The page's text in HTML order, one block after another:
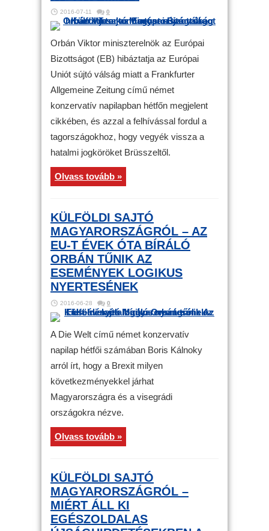
2016-07-11 0
Orbán Viktor miniszterelnök az Európai
Bizottságot (EB) hibáztatja az Európai
Uniót sújtó válság miatt a Frankfurter
Allgemeine Zeitung című német
konzervatív napilapban hétfőn megjelent
cikkében, és azzal a felhívással fordul a
tagországokhoz, hogy vegyék vissza a
hatalmi jogköröket Brüsszeltől.
Olvass tovább »
KÜLFÖLDI SAJTÓ
MAGYARORSZÁGRÓL – AZ
EU-T ÉVEK ÓTA BÍRÁLÓ
ORBÁN TŰNIK AZ
ESEMÉNYEK LOGIKUS
NYERTESÉNEK
2016-06-28 0
A Die Welt című német konzervatív
napilap hétfői számában Boris Kálnoky
arról írt, hogy a Brexit milyen
következményekkel járhat
Magyarországra és a visegrádi
országokra nézve.
Olvass tovább »
KÜLFÖLDI SAJTÓ
MAGYARORSZÁGRÓL –
MIÉRT ÁLL KI
EGÉSZOLDALAS